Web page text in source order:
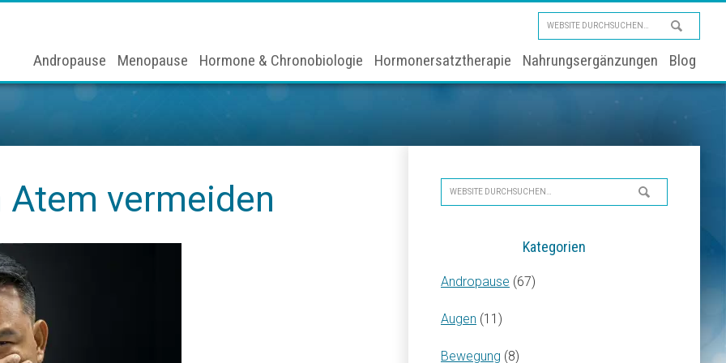
Website
durchsuchen…
Andropause Menopause Hormone & Chronobiologie Hormonersatztherapie Nahrungsergänzungen Blog
vermeiden
Seitenspalte
Website
durchsuchen…
Kategorien
Andropause (67)
Augen (11)
Bewegung (8)